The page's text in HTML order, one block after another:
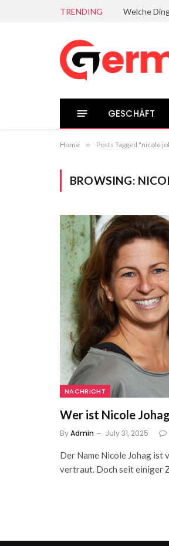
TRENDING
GESCHÄFT
Home » Posts Tagged "nicole
BROWSING:
NACHRICHT
Wer ist Nicole
ByAdmin July 31, 2025
Der Name Nicole Johag ist
vertraut. Doch seit einiger